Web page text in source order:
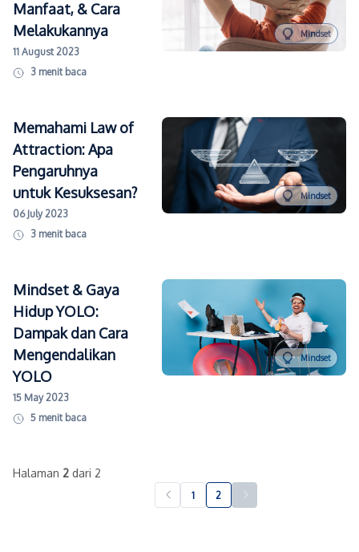
Manfaat, & Cara
Melakukannya
11 August 2023
3 menit baca
Mindset
Memahami Law of
Attraction: Apa
Pengaruhnya
untuk Kesuksesan?
06 July 2023
3 menit baca
Mindset
Mindset & Gaya
Hidup YOLO:
Dampak dan Cara
Mengendalikan
YOLO
15 May 2023
5 menit baca
Mindset
Halaman 2 dari 2
1 2